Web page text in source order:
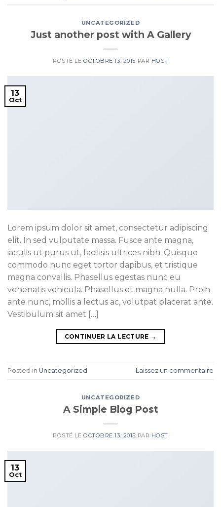
UNCATEGORIZED
Just another post with A Gallery
POSTÉ LE OCTOBRE 13, 2015 PAR HOST
13
Oct
Lorem ipsum dolor sit amet, consectetur adipiscing
elit. In sed vulputate massa. Fusce ante magna,
iaculis ut purus ut, facilisis ultrices nibh. Quisque
commodo nunc eget tortor dapibus, et tristique
magna convallis. Phasellus egestas nunc eu
venenatis vehicula. Phasellus et magna nulla. Proin
ante nunc, mollis a lectus ac, volutpat placerat ante.
Vestibulum sit amet […]
CONTINUER LA LECTURE →
Posted in Uncategorized Laissez un commentaire
UNCATEGORIZED
A Simple Blog Post
POSTÉ LE OCTOBRE 13, 2015 PAR HOST
13
Oct